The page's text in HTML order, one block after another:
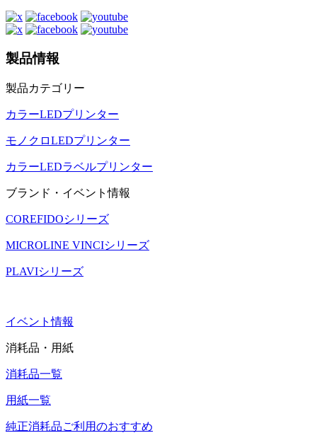
製品情報
製品カテゴリー
カラーLEDプリンター
モノクロLEDプリンター
カラーLEDラベルプリンター
ブランド・イベント情報
COREFIDOシリーズ
MICROLINE VINCIシリーズ
PLAVIシリーズ
イベント情報
消耗品・用紙
消耗品一覧
用紙一覧
純正消耗品ご利用のおすすめ